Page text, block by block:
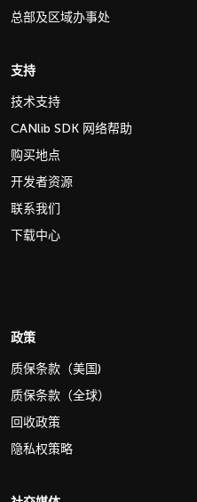
总部及区域办事处
支持
技术支持
CANlib SDK 网络帮助
购买地点
开发者资源
联系我们
下载中心
政策
质保条款（美国)
质保条款（全球）
回收政策
隐私权策略